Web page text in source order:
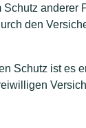
Schutz anderer
den
Schutz ist es